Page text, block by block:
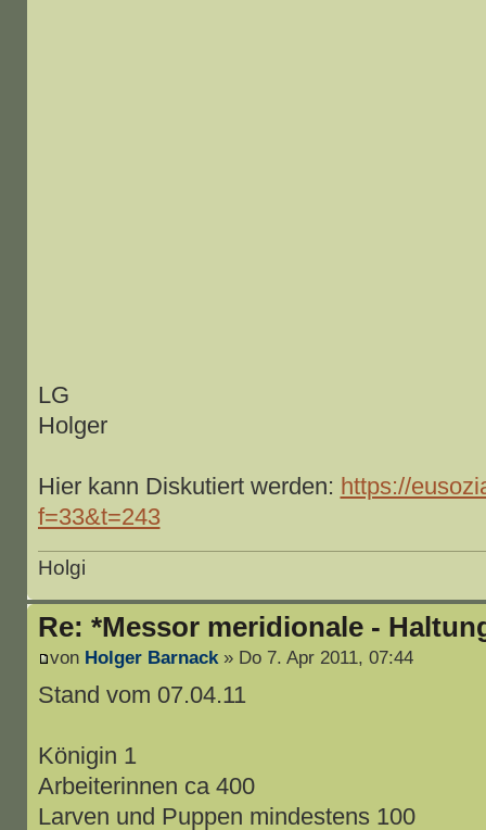
LG
Holger
Hier kann Diskutiert werden: https://
f=33&t=243
Holgi
Re: *Messor meridionale -
von Holger Barnack» Do 7. Apr 2011, 07:44
Stand vom 07.04.11
Königin 1
Arbeiterinnen ca 400
Larven und Puppen mindestens 100